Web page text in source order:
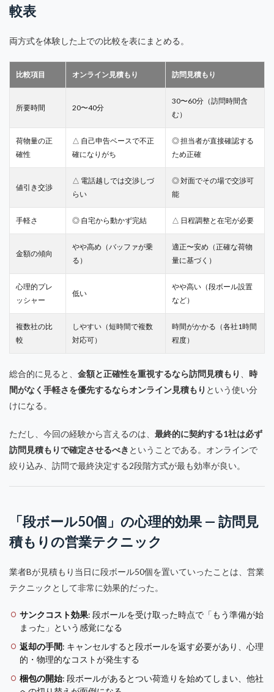
較表
両方式を体験した上での比較を表にまとめる。
比較項目 オンライン見積もり 訪問見積もり
所要時間 20〜40分
30〜60分（訪問時間含
む）
荷物量の正
確性
△ 自己申告ベースで不正
確になりがち
◎ 担当者が直接確認する
ため正確
値引き交渉
△ 電話越しでは交渉しづ
らい
◎ 対面でその場で交渉可
能
手軽さ ◎ 自宅から動かず完結 △ 日程調整と在宅が必要
金額の傾向
やや高め（バッファが乗
る）
適正〜安め（正確な荷物
量に基づく）
心理的プレ
ッシャー
低い
やや高い（段ボール設置
など）
複数社の比
較
しやすい（短時間で複数
対応可）
時間がかかる（各社1時間
程度）
総合的に見ると、 金額と正確性を重視するなら訪問見積もり
時
間がなく手軽さを優先するならオンライン見積もり という使い分
けになる。
ただし、今回の経験から言えるのは、 最終的に契約する1社は必ず
訪問見積もりで確定させるべき ということである。オンラインで
絞り込み、訪問で最終決定する2段階方式が最も効率が良い。
「段ボール50個」の心理的効果 — 訪問見
積もりの営業テクニック
業者Bが見積もり当日に段ボール50個を置いていったことは、営業
テクニックとして非常に効果的だった。
サンクコスト効果: 段ボールを受け取った時点で「もう準備が始
まった」という感覚になる
返却の手間: キャンセルすると段ボールを返す必要があり、心理
的・物理的なコストが発生する
梱包の開始: 段ボールがあるとつい荷造りを始めてしまい、他社